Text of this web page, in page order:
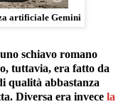
artificiale Gemini
schiavo romano
tuttavia, era fatto da
qualità abbastanza
Diversa era invece la